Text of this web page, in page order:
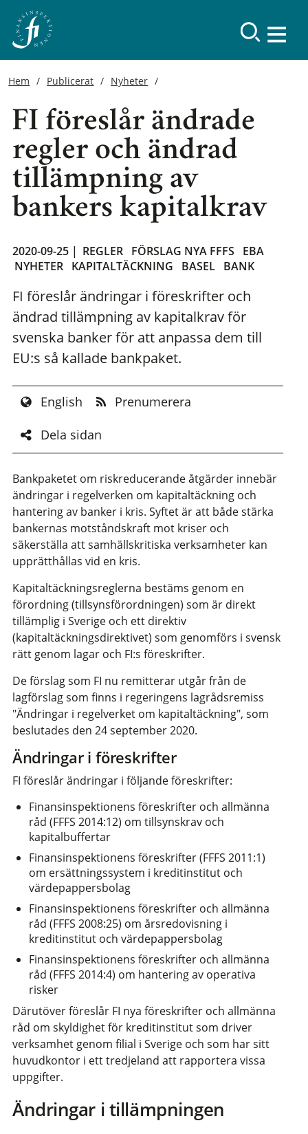
Hem Publicerat Nyheter
FI föreslår ändrade
regler och ändrad
tillämpning av
bankers kapitalkrav
2020-09-25 | REGLER FÖRSLAG NYA FFFS
EBA
NYHETER KAPITALTÄCKNING BASEL BANK
FI föreslår ändringar i föreskrifter och
ändrad tillämpning av kapitalkrav för
svenska banker för att anpassa dem till
EU:s så kallade bankpaket.
English
Prenumerera
Dela sidan
Bankpaketet om riskreducerande åtgärder innebär
ändringar i regelverken om kapitaltäckning och
hantering av banker i kris. Syftet är att både stärka
bankernas motståndskraft mot kriser och
säkerställa att samhällskritiska verksamheter kan
upprätthållas vid en kris.
Kapitaltäckningsreglerna bestäms genom en
förordning (tillsynsförordningen) som är direkt
tillämplig i Sverige och ett direktiv
(kapitaltäckningsdirektivet) som genomförs i svensk
rätt genom lagar och FI:s föreskrifter.
De förslag som FI nu remitterar utgår från de
lagförslag som finns i regeringens lagrådsremiss
"Ändringar i regelverket om kapitaltäckning", som
beslutades den 24 september 2020.
Ändringar i föreskrifter
FI föreslår ändringar i följande föreskrifter:
Finansinspektionens föreskrifter och allmänna
råd (FFFS 2014:12) om tillsynskrav och
kapitalbuffertar
Finansinspektionens föreskrifter (FFFS 2011:1)
om ersättningssystem i kreditinstitut och
värdepappersbolag
Finansinspektionens föreskrifter och allmänna
råd (FFFS 2008:25) om årsredovisning i
kreditinstitut och värdepappersbolag
Finansinspektionens föreskrifter och allmänna
råd (FFFS 2014:4) om hantering av operativa
risker
Därutöver föreslår FI nya föreskrifter och allmänna
råd om skyldighet för kreditinstitut som driver
verksamhet genom filial i Sverige och som har sitt
huvudkontor i ett tredjeland att rapportera vissa
uppgifter.
Ändringar i tillämpningen